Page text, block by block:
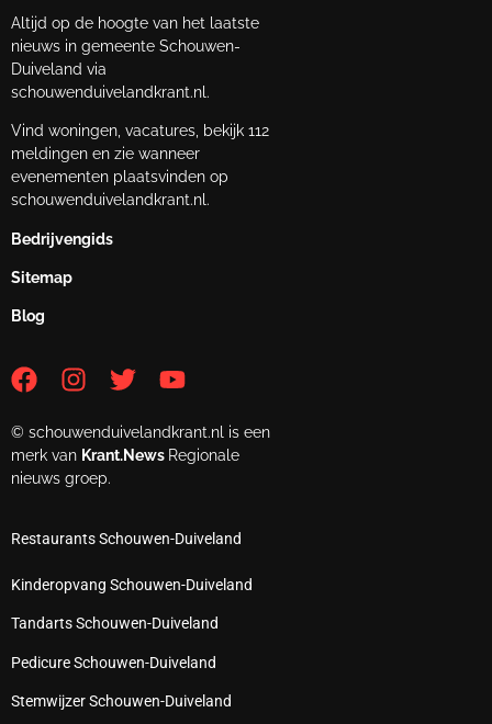
Altijd op de hoogte van het laatste
nieuws in gemeente Schouwen-
Duiveland via
schouwenduivelandkrant.nl.
Vind woningen, vacatures, bekijk 112
meldingen en zie wanneer
evenementen plaatsvinden op
schouwenduivelandkrant.nl.
Bedrijvengids
Sitemap
Blog
© schouwenduivelandkrant.nl is een
merk van Krant.News Regionale
nieuws groep.
Restaurants Schouwen-Duiveland
Kinderopvang Schouwen-Duiveland
Tandarts Schouwen-Duiveland
Pedicure Schouwen-Duiveland
Stemwijzer Schouwen-Duiveland